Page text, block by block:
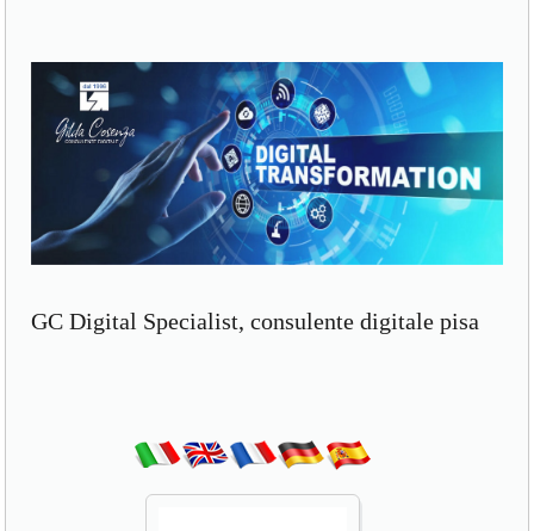
GC Digital Specialist, consulente digitale pisa